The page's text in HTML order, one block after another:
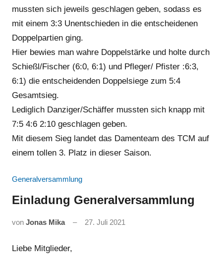
mussten sich jeweils geschlagen geben, sodass es
mit einem 3:3 Unentschieden in die entscheidenen
Doppelpartien ging.
Hier bewies man wahre Doppelstärke und holte durch
Schießl/Fischer (6:0, 6:1) und Pfleger/ Pfister :6:3,
6:1) die entscheidenden Doppelsiege zum 5:4
Gesamtsieg.
Lediglich Danziger/Schäffer mussten sich knapp mit
7:5 4:6 2:10 geschlagen geben.
Mit diesem Sieg landet das Damenteam des TCM auf
einem tollen 3. Platz in dieser Saison.
Generalversammlung
Einladung Generalversammlung
von Jonas Mika 27. Juli 2021
Liebe Mitglieder,